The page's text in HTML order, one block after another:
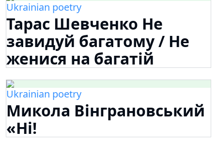
Ukrainian poetry
Тарас Шевченко Не
завидуй багатому / Не
женися на багатій
Ukrainian poetry
Микола Вінграновський
«Ні!